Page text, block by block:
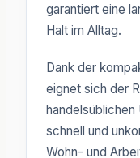
garantiert eine
Halt im Alltag.
Dank der
eignet sich der
schnell und
Wohn- und